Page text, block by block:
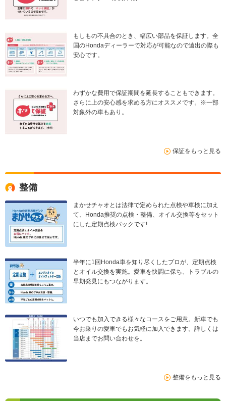
もしもの不具合のとき、幅広い部品を保証します。全
国のHondaディーラーで対応が可能なので遠出の際も
安心です。
わずかな費用で保証期間を延長することもできます。
さらに上の安心感を求める方にオススメです。※一部
対象外の車もあり。
保証をもっと見る
整備
まかせチャオとは法律で定められた点検や車検に加え
て、Honda推奨の点検・整備、オイル交換等をセット
にした定期点検パックです!
半年に1回Honda車を知り尽くしたプロが、定期点検
とオイル交換を実施。愛車を快調に保ち、トラブルの
早期発見にもつながります。
いつでも加入できる様々なコースをご用意。新車でも
今お乗りの愛車でもお気軽に加入できます。詳しくは
当店までお問い合わせを。
整備をもっと見る